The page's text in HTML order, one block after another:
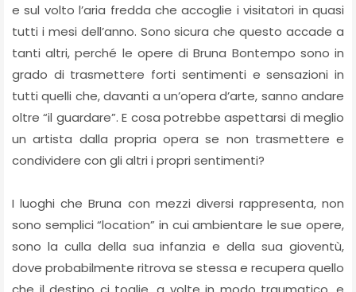
e sul volto l’aria fredda che accoglie i visitatori in quasi
tutti i mesi dell’anno. Sono sicura che questo accade a
tanti altri, perché le opere di Bruna Bontempo sono in
grado di trasmettere forti sentimenti e sensazioni in
tutti quelli che, davanti a un’opera d’arte, sanno andare
oltre “il guardare”. E cosa potrebbe aspettarsi di meglio
un artista dalla propria opera se non trasmettere e
condividere con gli altri i propri sentimenti?
I luoghi che Bruna con mezzi diversi rappresenta, non
sono semplici “location” in cui ambientare le sue opere,
sono la culla della sua infanzia e della sua gioventù,
dove probabilmente ritrova se stessa e recupera quello